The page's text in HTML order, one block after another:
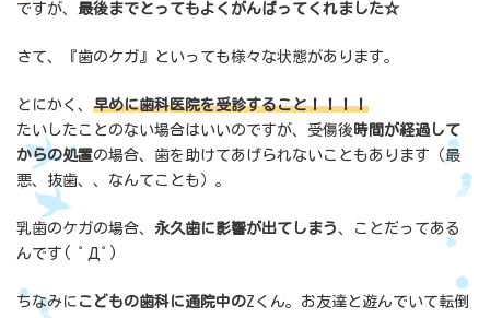
ですが、 最後までとってもよくがんばってくれました☆
さて、『歯のケガ』といっても様々な状態があります。
とにかく、 早めに歯科医院を受診すること！！！！
たいしたことのない場合はいいのですが、受傷後時間が経過して
からの処置の場合、歯を助けてあげられないこともあります（最
悪、抜歯、、なんてことも）。
乳歯のケガの場合、 永久歯に影響が出てしまう、ことだってある
んです( ﾟДﾟ)
ちなみに こどもの歯科に通院中のZくん。お友達と遊んでいて転倒